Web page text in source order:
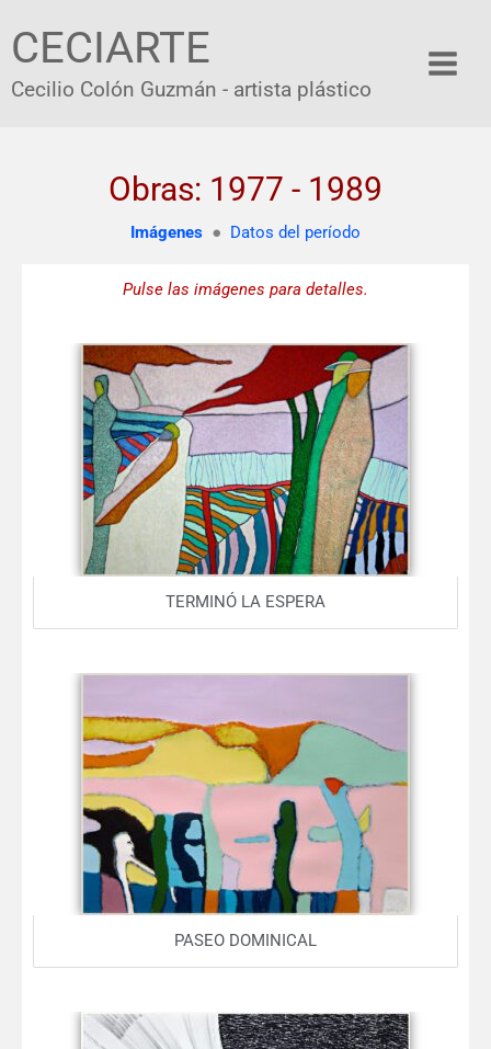
CECIARTE
Cecilio Colón Guzmán - artista plástico
Obras: 1977 - 1989
Imágenes ● Datos del período
Pulse las imágenes para detalles.
TERMINÓ LA ESPERA
PASEO DOMINICAL